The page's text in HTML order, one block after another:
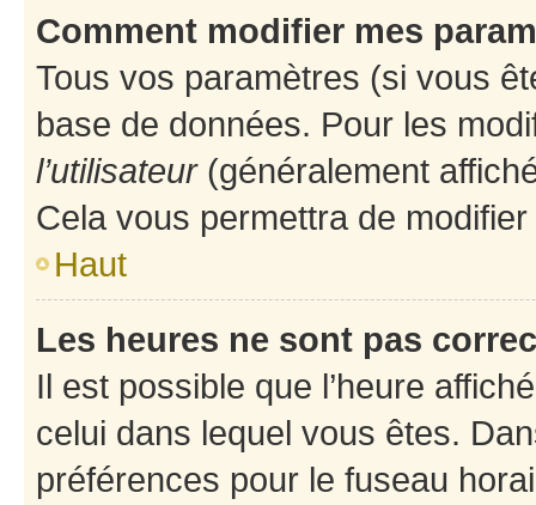
Comment modifier mes
Tous vos paramètres (si vous
base de données. Pour les
l’utilisateur(généralement
Cela vous permettra de
Haut
Les heures ne sont pas
Il est possible que l’heure
celui dans lequel vous êtes.
préférences pour le fuseau